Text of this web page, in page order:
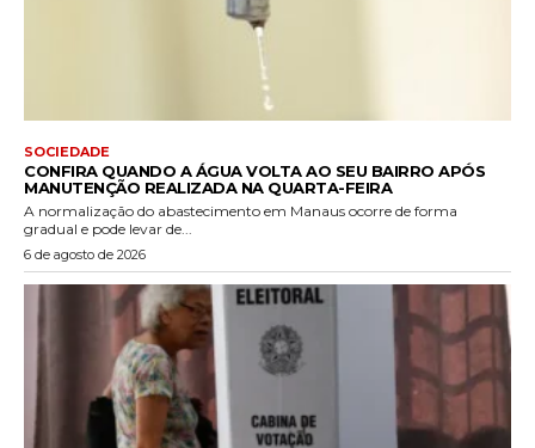
SOCIEDADE
CONFIRA QUANDO A ÁGUA VOLTA AO SEU BAIRRO APÓS
MANUTENÇÃO REALIZADA NA QUARTA-FEIRA
A normalização do abastecimento em Manaus ocorre de forma
gradual e pode levar de...
6 de agosto de 2026